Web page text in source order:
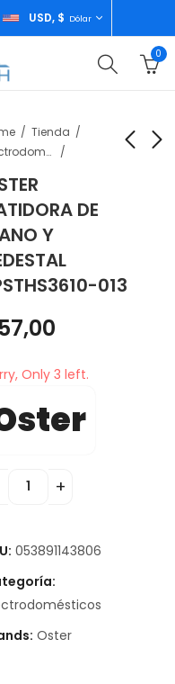
USD, $ Dólar
0
Tienda
Electrodomésticos
DE
Y
013
LICUADORA 12FUN
JARRA PLASTICA 1.4LT
50181
$25,00
ECHO SPOT WHITE
BV84J9
$
Only 3 left.
053891143806
Oster